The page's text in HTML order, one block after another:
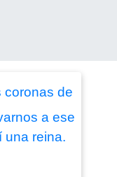
coronas de
a ese
una reina.